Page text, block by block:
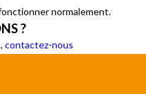
normalement.
?
contactez-nous